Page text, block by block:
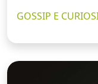
GOSSIP E